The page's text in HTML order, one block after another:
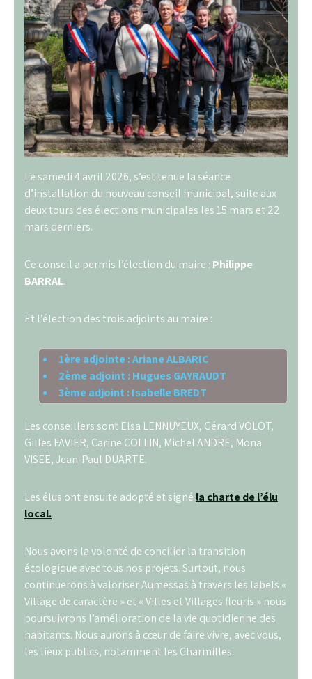
Le samedi 4 avril 2026, s’est tenue la séance
d’installation du nouveau conseil municipal, suite aux
deux tours des élections municipales les 15 mars et 22
mars derniers.
Ce conseil a permis l’élection du maire : Philippe
BARRAL.
Et l’élection des trois adjoints au maire :
1ère adjointe :Ariane ALBARIC
2ème adjoint :Hugues GAYRAUDT
3ème adjoint :Isabelle BREDT
Les conseillers sont Elsa LENNUYEUX, Gérard VOLOT,
Gilles FAVIER, Carine COLLIN, Michel ANDRE, Mona
VISEE, Jean-Paul DUARTE.
Les élus ont ensuite adopté et signé la charte de l’élu
local.
Nous avons la volonté de concilier la transition
écologique avec tous nos projets. Surtout, nous
continuerons à valoriser Aumessas à travers les labels «
Village de caractère » et « Villes et Villages fleuris » nous
poursuivrons l’amélioration de la vie quotidienne des
habitants. Nous aurons à cœur de faire vivre, avec vous,
les lieux publics, notamment les Charmilles.